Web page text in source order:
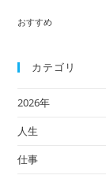
おすすめ
カテゴリ
2026年
人生
仕事